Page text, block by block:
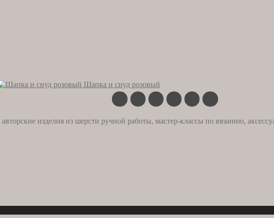
Шапка и снуд розовый
авторские изделия из шерсти ручной работы, мастер-классы по вязанию,